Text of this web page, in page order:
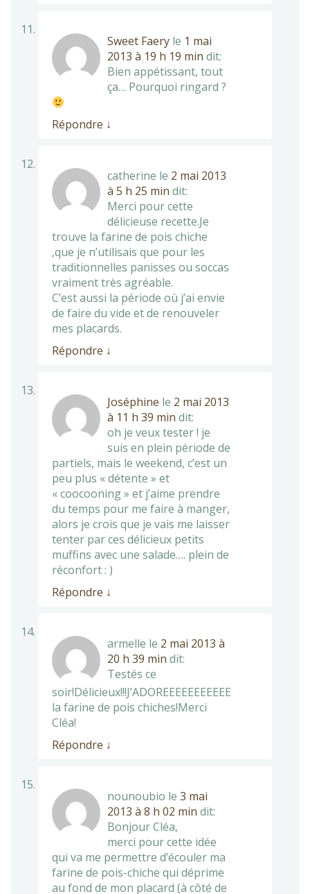
Sweet Faery le 1 mai
2013 à 19 h 19 min dit:
Bien appétissant, tout
ça… Pourquoi ringard ?
Répondre ↓
catherine le 2 mai 2013
à 5 h 25 min dit:
Merci pour cette
délicieuse recette.Je
trouve la farine de pois chiche
,que je n’utilisais que pour les
traditionnelles panisses ou soccas
vraiment très agréable.
C’est aussi la période où j’ai envie
de faire du vide et de renouveler
mes placards.
Répondre ↓
Joséphine le 2 mai 2013
à 11 h 39 min dit:
oh je veux tester ! je
suis en plein période de
partiels, mais le weekend, c’est un
peu plus « détente » et
« coocooning » et j’aime prendre
du temps pour me faire à manger,
alors je crois que je vais me laisser
tenter par ces délicieux petits
muffins avec une salade…. plein de
réconfort : )
Répondre ↓
armelle le 2 mai 2013 à
20 h 39 min dit:
Testés ce
soir!Délicieux!!!J’ADOREEEEEEEEEEE
la farine de pois chiches!Merci
Cléa!
Répondre ↓
nounoubio le 3 mai
2013 à 8 h 02 min dit:
Bonjour Cléa,
merci pour cette idée
qui va me permettre d’écouler ma
farine de pois-chiche qui déprime
au fond de mon placard (à côté de